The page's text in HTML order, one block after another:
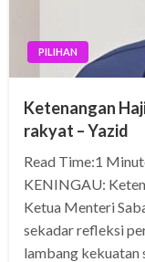
PILIHAN
Ketenangan
rakyat – Yazid
Read Time:1
KENINGAU:
Ketua Menteri
sekadar refleksi
lambang kekuatan